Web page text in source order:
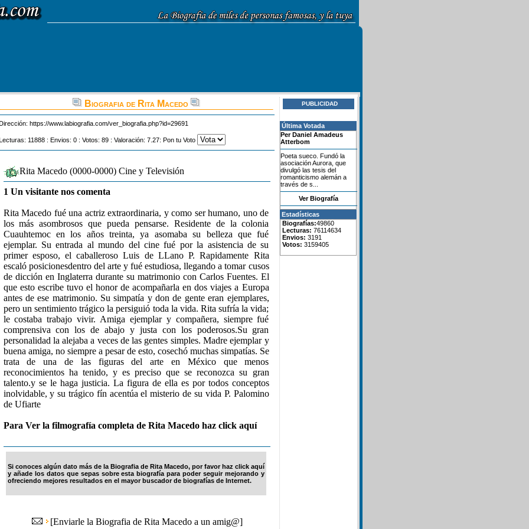
Biografia de Rita Macedo
https://www.labiografia.com/ver_biografia.php?id=29691
11888 : Envios: 0 : Votos: 89 : Valoración: 7.27: Pon tu Voto
Rita Macedo (0000-0000) Cine y Televisión
1 Un visitante nos comenta
Rita Macedo fué una actriz extraordinaria, y como ser humano, uno de
los más asombrosos que pueda pensarse. Residente de la colonia
Cuauhtemoc en los años treinta, ya asomaba su belleza que fué
ejemplar. Su entrada al mundo del cine fué por la asistencia de su
primer esposo, el caballeroso Luis de LLano P. Rapidamente Rita
escaló posicionesdentro del arte y fué estudiosa, llegando a tomar cusos
de dicción en Inglaterra durante su matrimonio con Carlos Fuentes. El
que esto escribe tuvo el honor de acompañarla en dos viajes a Europa
antes de ese matrimonio. Su simpatía y don de gente eran ejemplares,
pero un sentimiento trágico la persiguió toda la vida. Rita sufría la vida;
le costaba trabajo vivir. Amiga ejemplar y compañera, siempre fué
comprensiva con los de abajo y justa con los poderosos.Su gran
personalidad la alejaba a veces de las gentes simples. Madre ejemplar y
buena amiga, no siempre a pesar de esto, cosechó muchas simpatías. Se
trata de una de las figuras del arte en México que menos
reconocimientos ha tenido, y es preciso que se reconozca su gran
talento.y se le haga justicia. La figura de ella es por todos conceptos
inolvidable, y su trágico fín acentúa el misterio de su vida P. Palomino
de Ufiarte
Para Ver la filmografía completa de Rita Macedo haz click aquí
Si conoces algún dato más de la Biografia de Rita Macedo, por favor haz click aquí
y añade los datos que sepas sobre esta biografía para poder seguir mejorando y
ofreciendo mejores resultados en el mayor buscador de biografías de Internet.
[Enviarle la Biografia de Rita Macedo a un amig@]
PUBLICIDAD
Última Votada
Per Daniel Amadeus
Atterbom
Poeta sueco. Fundó la
asociación Aurora, que
divulgó las tesis del
romanticismo alemán a
través de s...
Ver Biografía
Estadísticas
Biografías:49860
Lecturas: 76114634
Envios: 3191
Votos: 3159405